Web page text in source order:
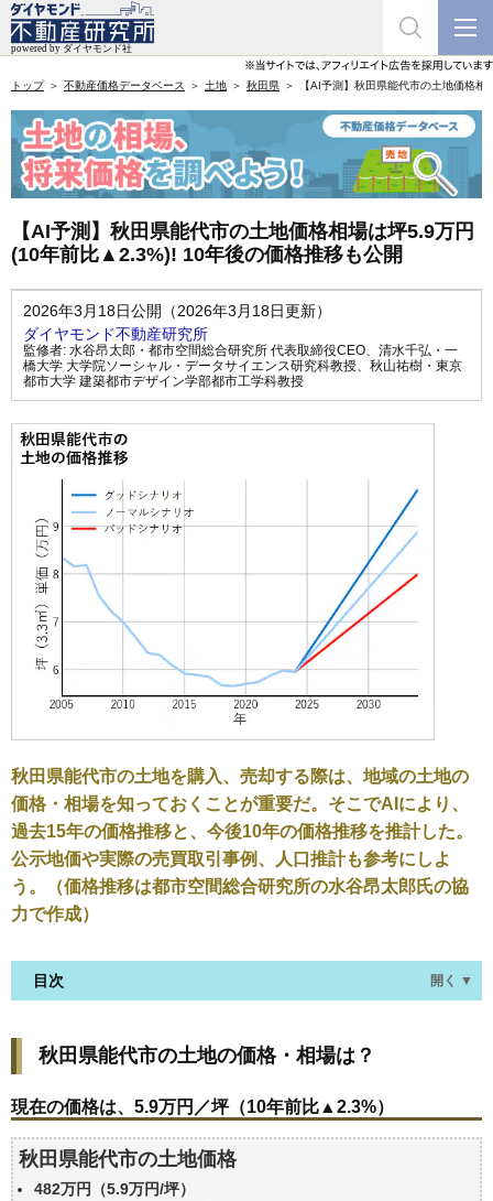
トップ 不動産価格データベース 土地 秋田県 【AI予測】秋田県能代市の土地価格
【AI予測】秋田県能代市の土地価格相場は坪5.9万円
(10年前比▲2.3%)! 10年後の価格推移も公開
2026年3月18日公開（2026年3月18日更新）
ダイヤモンド不動産研究所
監修者: 水谷昂太郎・都市空間総合研究所 代表取締役CEO、 清水千弘・一
橋大学 大学院ソーシャル・データサイエンス研究科教授、 秋山祐樹・東京
都市大学 建築都市デザイン学部都市工学科教授
秋田県能代市の土地を購入、売却する際は、地域の土地の
価格・相場を知っておくことが重要だ。そこでAIにより、
過去15年の価格推移と、今後10年の価格推移を推計した。
公示地価や実際の売買取引事例、人口推計も参考にしよ
う。（価格推移は都市空間総合研究所の水谷昂太郎氏の協
力で作成）
目次 開く ▼
現在の価格は、5.9万円／坪（10年前比▲2.3%）
価格を詳細に分析しよう
秋田県能代市の土地の過去の売買事例
公示地価はいくら
秋田県能代市の土地の価格・相場は？
現在の価格は、5.9万円／坪（10年前比▲2.3%）
秋田県能代市の土地価格
482万円（5.9万円/坪）